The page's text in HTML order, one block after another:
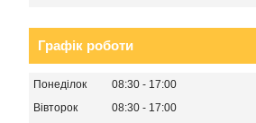
Графік роботи
Понеділок 08:30
17:00
Вівторок
08:30
17:00